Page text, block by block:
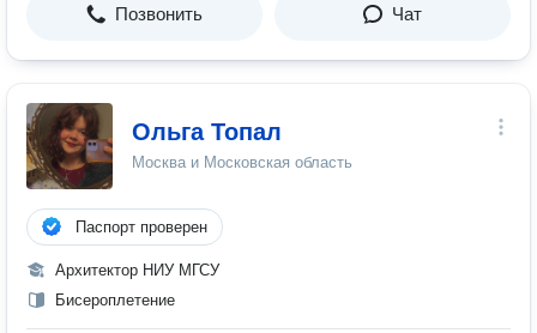
Позвонить Чат
Ольга Топал
Москва и Московская область
Паспорт проверен
Архитектор НИУ МГСУ
Бисероплетение